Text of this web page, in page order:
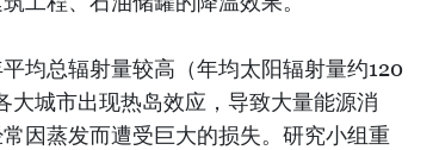
均总辐射量较高（年均太阳辐射量约120
城市出现热岛效应，导致大量能源消
因蒸发而遭受巨大的损失。研究小组重